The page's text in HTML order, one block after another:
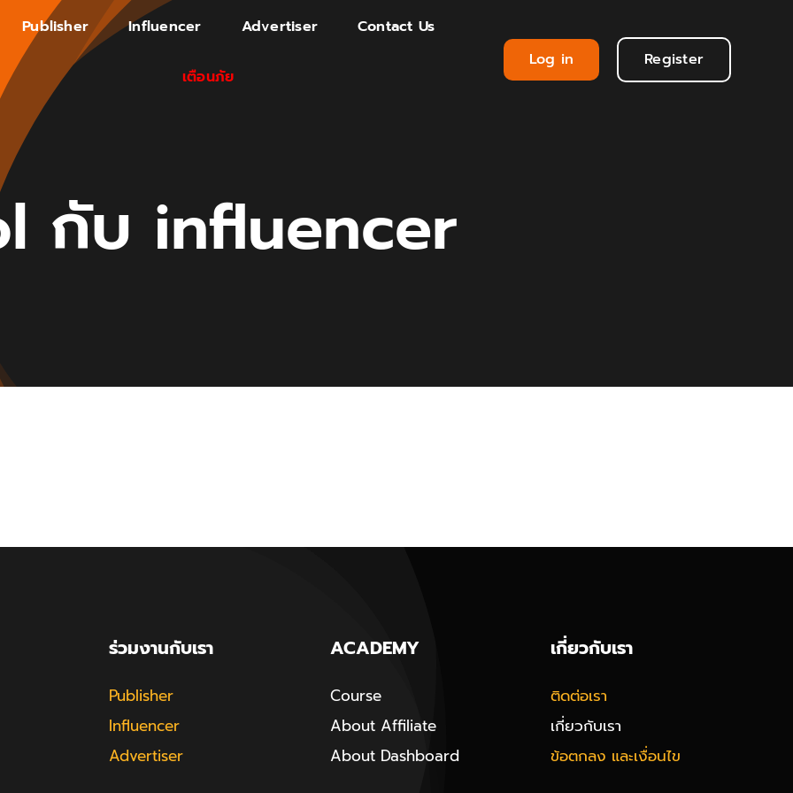
Publisher Influencer Advertiser Contact Us
เตือนภัย
Log in Register
กับ influencer
ร่วมงานกับเรา
Publisher
Influencer
Advertiser
ACADEMY
Course
About Affiliate
About Dashboard
เกี่ยวกับเรา
ติดต่อเรา
เกี่ยวกับเรา
ข้อตกลง และเงื่อนไข